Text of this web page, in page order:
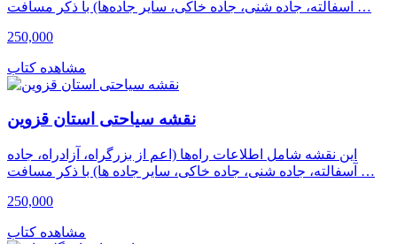
آسفالته، جاده شنی، جاده خاکی، سایر جاده‌ها) با ذکر مسافت …
250,000
مشاهده کتاب
نقشه سیاحتی استان قزوین
این نقشه شامل اطلاعات راه‌ها (اعم از بزرگراه، آزادراه، جاده
آسفالته، جاده شنی، جاده خاکی، سایر جاده ها) با ذکر مسافت …
250,000
مشاهده کتاب